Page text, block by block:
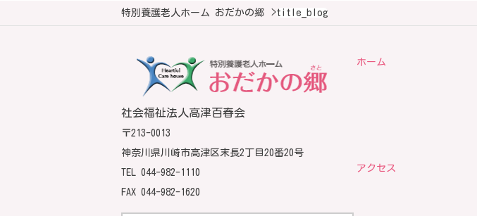
特別養護老人ホーム おだかの郷 >title_blog
社会福祉法人高津百春会
〒213-0013
神奈川県川崎市高津区末長2丁目20番20号
TEL 044-982-1110
FAX 044-982-1620
ホーム
アクセス